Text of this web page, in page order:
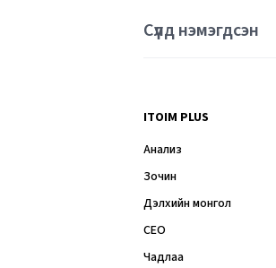
Сүүлд нэмэгдсэн
ITOIM PLUS
Анализ
Зочин
Дэлхийн монгол
CEO
Чадлаа